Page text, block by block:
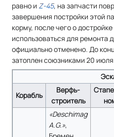
равно и Z-45, на запчасти
завершения постройки этой
корму, после чего о
использоваться для ремонта
официально отменено. До
затоплен союзниками 20 июля
Корабль
Верфь-
строитель
«Deschimag
A.G.»,